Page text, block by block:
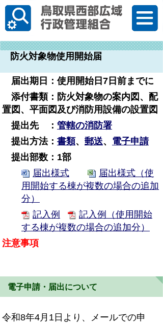
한국어
防火対象物使用開始届
届出期日：使用開始日7日前までに
添付書類： 防火対象物の案内図、配
置図、平面図及び消防用設備の設置図
提出先 ： 管轄の消防署
提出方法： 書類、 郵送、 電子申請
提出部数：1部
届出様式
届出様式（使
用開始する棟が複数の場合の追加
分）
記入例
記入例（使用開始
する棟が複数の場合の追加分）
注意事項
電子申請・届出について
令和8年4月1日より、メールでの申